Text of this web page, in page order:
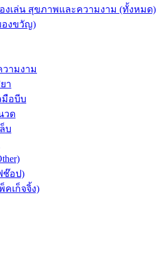
งเล่น สุขภาพและความงาม (ทั้งหมด)
องขวัญ)
ามงาม
า
มือบีบ
วด
บ
ช๊อป)
คเก็จจิ้ง)